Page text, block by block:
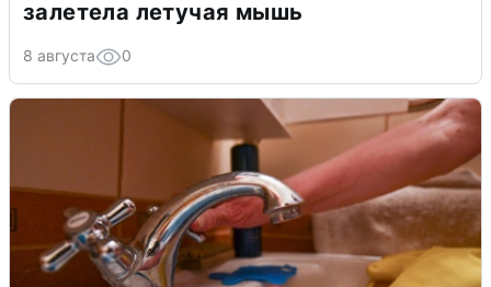
залетела летучая мышь
8 августа 0